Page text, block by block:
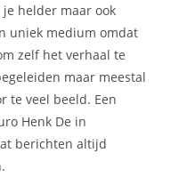
helder maar ook
uniek medium omdat
zelf het verhaal te
maar meestal
te veel beeld. Een
Henk De in
berichten altijd